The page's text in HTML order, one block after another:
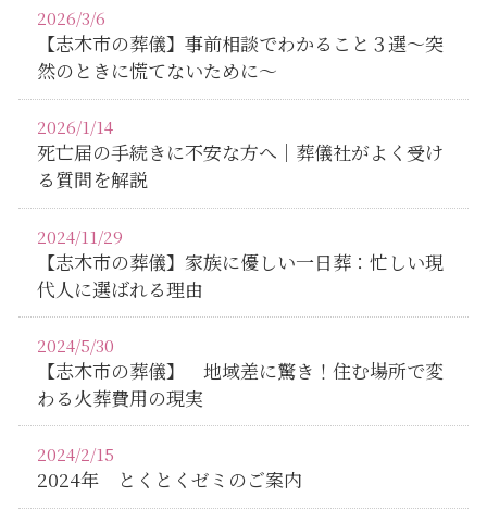
2026/3/6
【志木市の葬儀】事前相談でわかること３選〜突
然のときに慌てないために〜
2026/1/14
死亡届の手続きに不安な方へ｜葬儀社がよく受け
る質問を解説
2024/11/29
【志木市の葬儀】家族に優しい一日葬：忙しい現
代人に選ばれる理由
2024/5/30
【志木市の葬儀】 地域差に驚き！住む場所で変
わる火葬費用の現実
2024/2/15
2024年 とくとくゼミのご案内